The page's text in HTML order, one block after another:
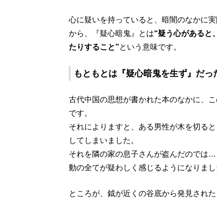
心に疑いを持っていると、暗闇のなかに
から、『疑心暗鬼』とは“疑う心があると
たりすること”という意味です。
もともとは『疑心暗鬼を生ず』だっ
古代中国の思想が書かれた本のなかに、
です。
それによりますと、ある男性が木を切る
してしまいました。
それを隣の家の息子さんが盗んだのでは
動の全てが疑わしく感じるようになりま
ところが、鉞が近くの谷底から発見され